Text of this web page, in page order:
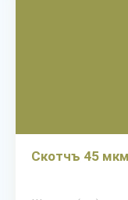
Скотчъ 45